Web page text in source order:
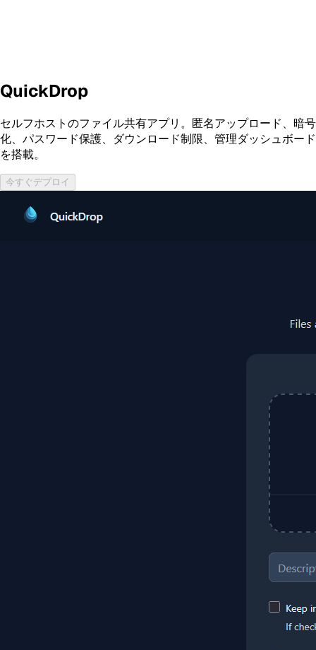
QuickDrop
セルフホストのファイル共有アプリ。匿名アップロード、暗号
化、パスワード保護、ダウンロード制限、管理ダッシュボード
を搭載。
今すぐデプロイ